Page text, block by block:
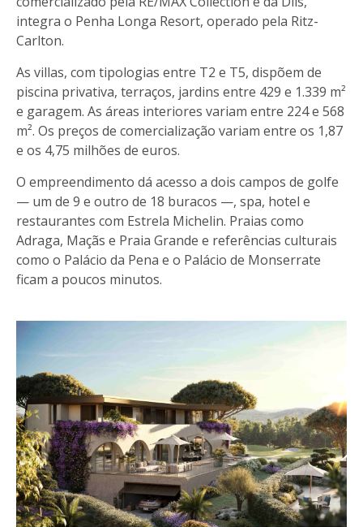
integra o Penha Longa Resort, operado pela Ritz-
Carlton.
As villas, com tipologias entre T2 e T5, dispõem de
piscina privativa, terraços, jardins entre 429 e 1.339 m²
e garagem. As áreas interiores variam entre 224 e 568
m². Os preços de comercialização variam entre os 1,87
e os 4,75 milhões de euros.
O empreendimento dá acesso a dois campos de golfe
— um de 9 e outro de 18 buracos —, spa, hotel e
restaurantes com Estrela Michelin. Praias como
Adraga, Maçãs e Praia Grande e referências culturais
como o Palácio da Pena e o Palácio de Monserrate
ficam a poucos minutos.